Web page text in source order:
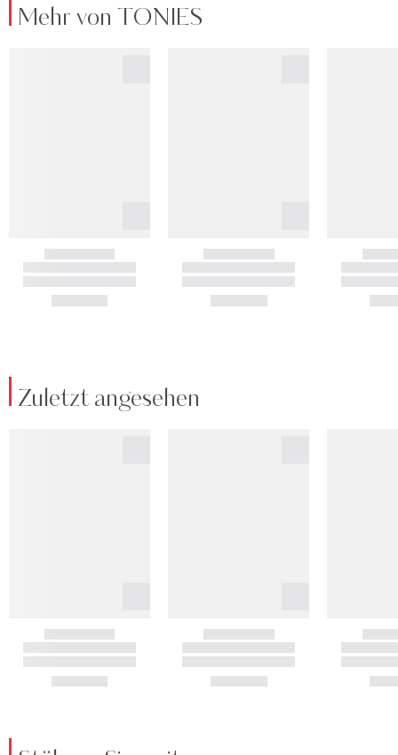
Mehr von TONIES
Zuletzt angesehen